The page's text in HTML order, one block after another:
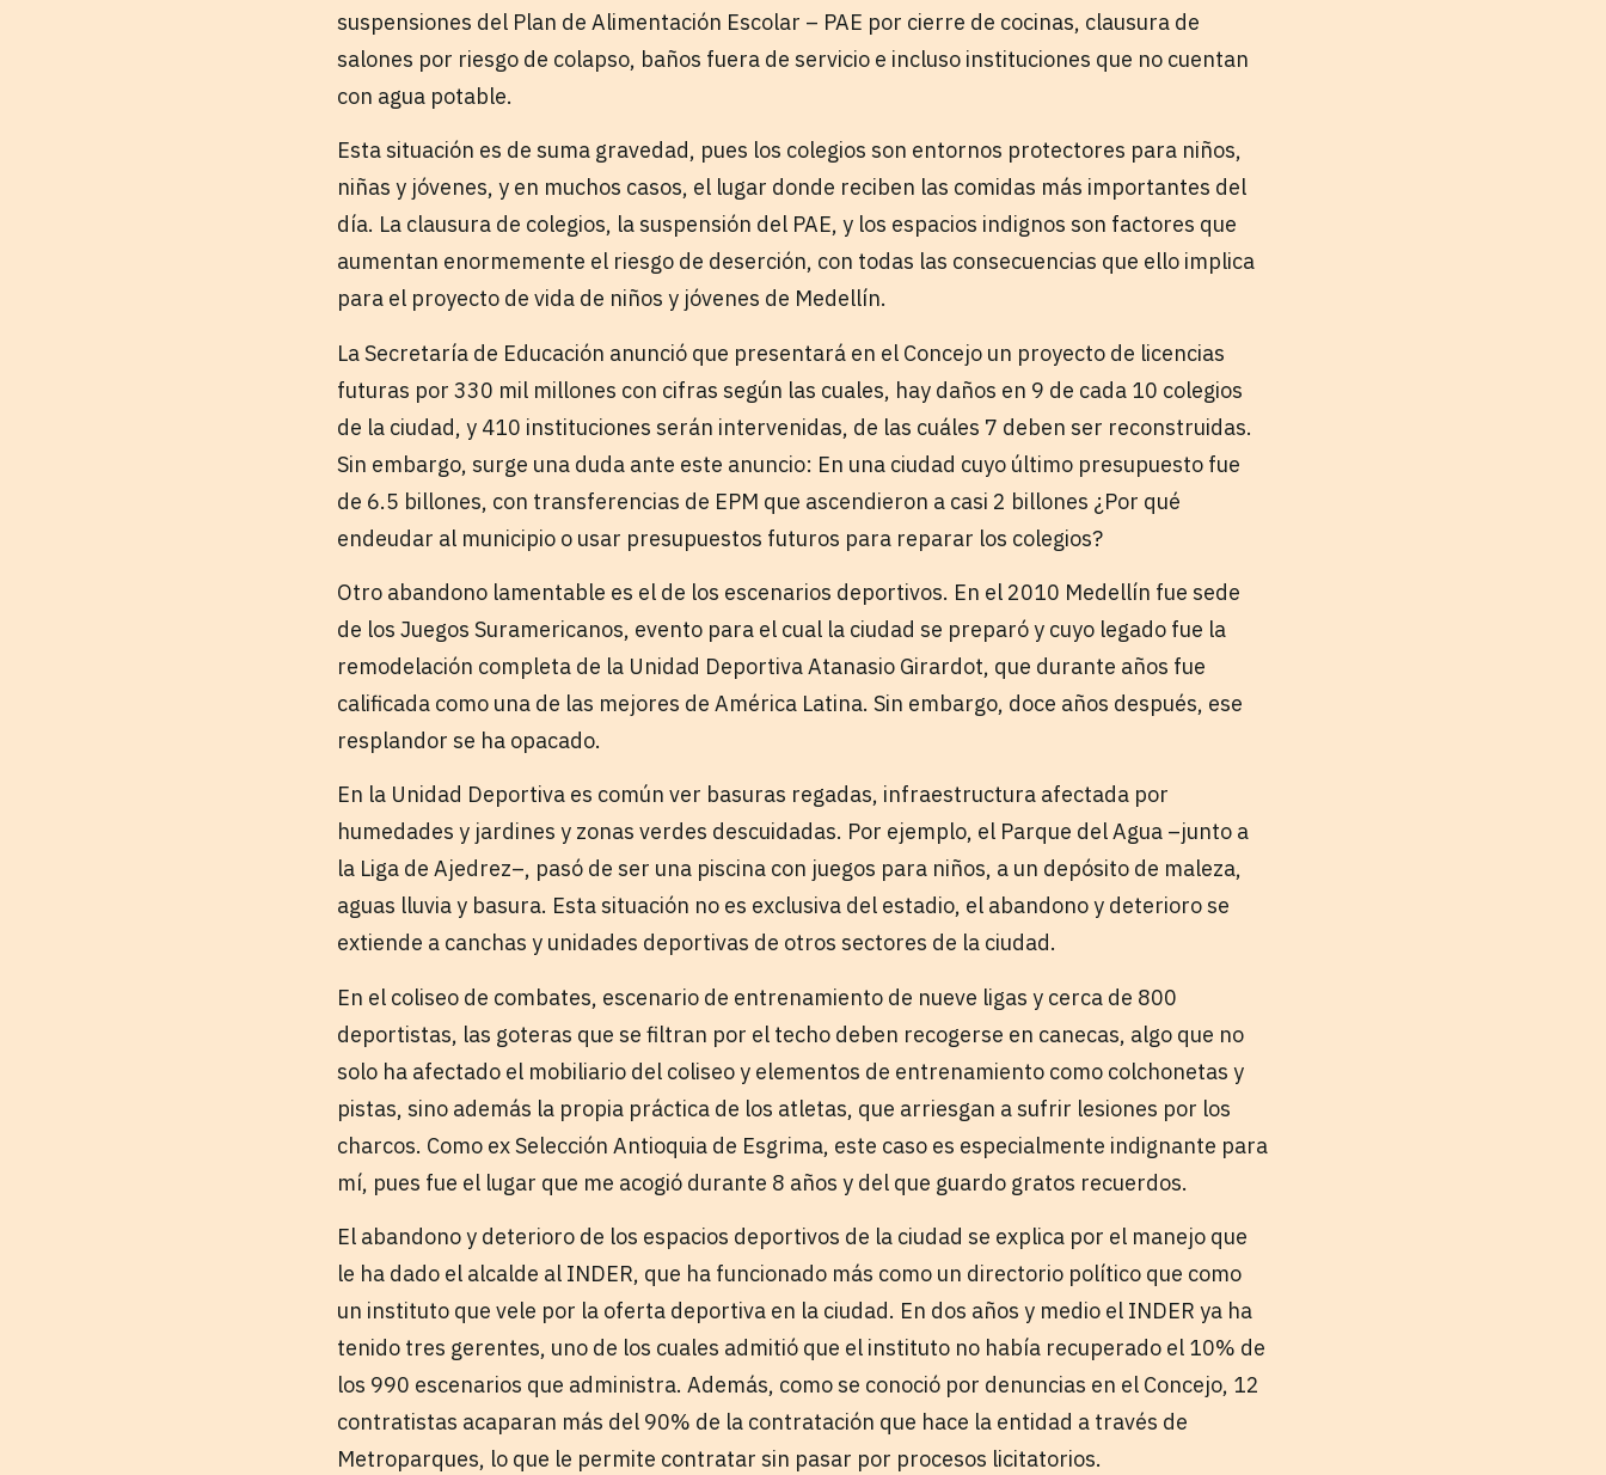
suspensiones del Plan de Alimentación Escolar – PAE por cierre de cocinas, clausura de
salones por riesgo de colapso, baños fuera de servicio e incluso instituciones que no cuentan
con agua potable.
Esta situación es de suma gravedad, pues los colegios son entornos protectores para niños,
niñas y jóvenes, y en muchos casos, el lugar donde reciben las comidas más importantes del
día. La clausura de colegios, la suspensión del PAE, y los espacios indignos son factores que
aumentan enormemente el riesgo de deserción, con todas las consecuencias que ello implica
para el proyecto de vida de niños y jóvenes de Medellín.
La Secretaría de Educación anunció que presentará en el Concejo un proyecto de licencias
futuras por 330 mil millones con cifras según las cuales, hay daños en 9 de cada 10 colegios
de la ciudad, y 410 instituciones serán intervenidas, de las cuáles 7 deben ser reconstruidas.
Sin embargo, surge una duda ante este anuncio: En una ciudad cuyo último presupuesto fue
de 6.5 billones, con transferencias de EPM que ascendieron a casi 2 billones ¿Por qué
endeudar al municipio o usar presupuestos futuros para reparar los colegios?
Otro abandono lamentable es el de los escenarios deportivos. En el 2010 Medellín fue sede
de los Juegos Suramericanos, evento para el cual la ciudad se preparó y cuyo legado fue la
remodelación completa de la Unidad Deportiva Atanasio Girardot, que durante años fue
calificada como una de las mejores de América Latina. Sin embargo, doce años después, ese
resplandor se ha opacado.
En la Unidad Deportiva es común ver basuras regadas, infraestructura afectada por
humedades y jardines y zonas verdes descuidadas. Por ejemplo, el Parque del Agua –junto a
la Liga de Ajedrez–, pasó de ser una piscina con juegos para niños, a un depósito de maleza,
aguas lluvia y basura. Esta situación no es exclusiva del estadio, el abandono y deterioro se
extiende a canchas y unidades deportivas de otros sectores de la ciudad.
En el coliseo de combates, escenario de entrenamiento de nueve ligas y cerca de 800
deportistas, las goteras que se filtran por el techo deben recogerse en canecas, algo que no
solo ha afectado el mobiliario del coliseo y elementos de entrenamiento como colchonetas y
pistas, sino además la propia práctica de los atletas, que arriesgan a sufrir lesiones por los
charcos. Como ex Selección Antioquia de Esgrima, este caso es especialmente indignante para
mí, pues fue el lugar que me acogió durante 8 años y del que guardo gratos recuerdos.
El abandono y deterioro de los espacios deportivos de la ciudad se explica por el manejo que
le ha dado el alcalde al INDER, que ha funcionado más como un directorio político que como
un instituto que vele por la oferta deportiva en la ciudad. En dos años y medio el INDER ya ha
tenido tres gerentes, uno de los cuales admitió que el instituto no había recuperado el 10% de
los 990 escenarios que administra. Además, como se conoció por denuncias en el Concejo, 12
contratistas acaparan más del 90% de la contratación que hace la entidad a través de
Metroparques, lo que le permite contratar sin pasar por procesos licitatorios.